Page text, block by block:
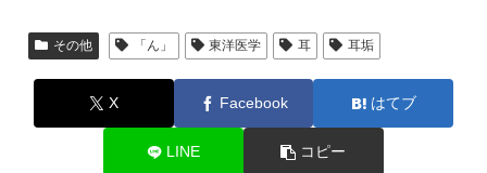
その他 「ん」 東洋医学 耳 耳垢
X Facebook はてブ
LINE コピー